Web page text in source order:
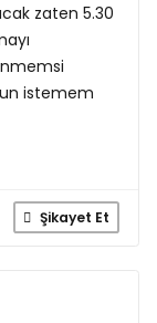
zaten 5.30
istemem
Şikayet Et